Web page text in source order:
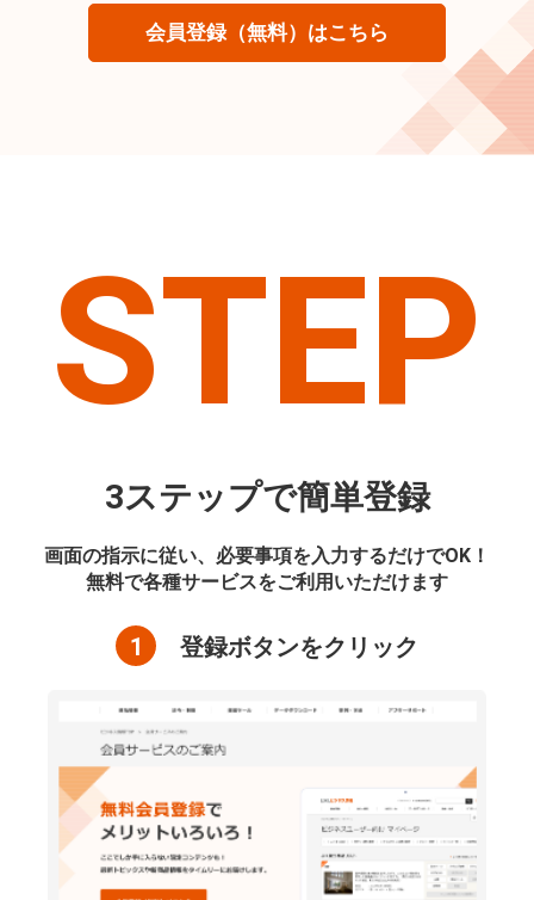
会員登録（無料）はこちら
STEP
3ステップで簡単登録
画面の指示に従い、必要事項を入力するだけでOK！
無料で各種サービスをご利用いただけます
1 登録ボタンをクリック